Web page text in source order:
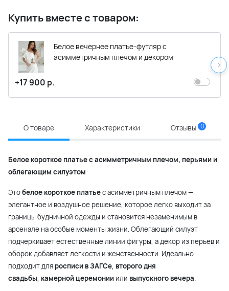
Купить вместе с товаром:
Белое вечернее платье-футляр с
асимметричным плечом и декором
+17 900 р.
О товаре Характеристики Отзывы 0
Белое короткое платье с асимметричным плечом, перьями и
облегающим силуэтом
Этобелое короткое платьес асимметричным плечом —
элегантное и воздушное решение, которое легко выходит за
границы будничной одежды и становится незаменимым в
арсенале на особые моменты жизни. Облегающий силуэт
подчеркивает естественные линии фигуры, а декор из перьев и
оборок добавляет легкости и женственности. Идеально
подходит для росписи в ЗАГСе второго дня
свадьбы камерной церемонии или выпускного вечера